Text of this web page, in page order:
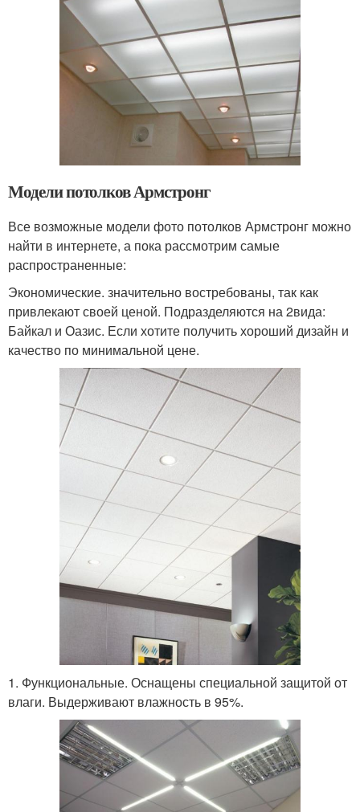
Модели потолков Армстронг
Все возможные модели фото потолков Армстронг можно
найти в интернете, а пока рассмотрим самые
распространенные:
Экономические. значительно востребованы, так как
привлекают своей ценой. Подразделяются на 2вида:
Байкал и Оазис. Если хотите получить хороший дизайн и
качество по минимальной цене.
1. Функциональные. Оснащены специальной защитой от
влаги. Выдерживают влажность в 95%.